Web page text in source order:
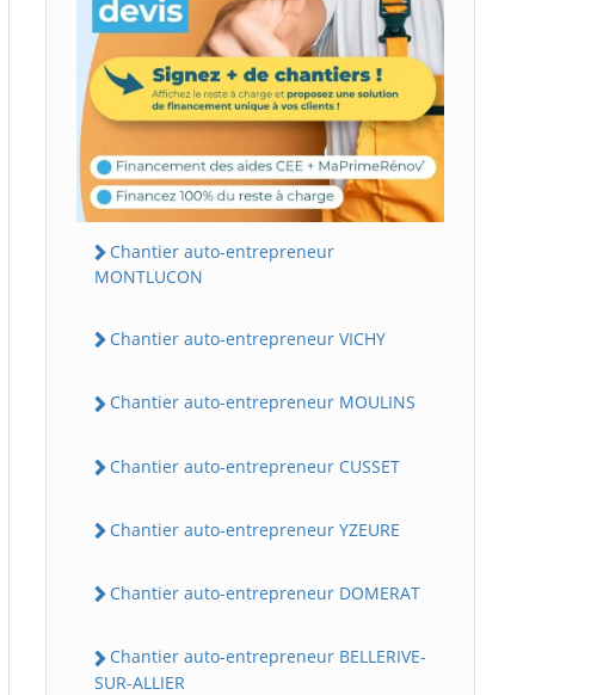
Chantier auto-entrepreneur
MONTLUCON
Chantier auto-entrepreneur VICHY
Chantier auto-entrepreneur MOULINS
Chantier auto-entrepreneur CUSSET
Chantier auto-entrepreneur YZEURE
Chantier auto-entrepreneur DOMERAT
Chantier auto-entrepreneur BELLERIVE-
SUR-ALLIER